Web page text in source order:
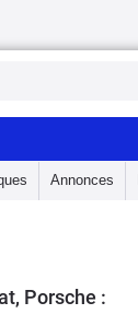
Annonces
Porsche :